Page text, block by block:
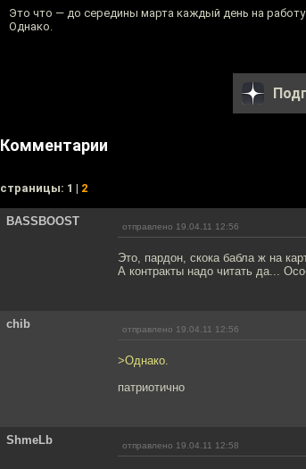
Это что — до середины марта каждый день на
Однако.
Комментарии
cтраницы: 1 | 2
BASSBOOST отправлено 19.04.11 12:56
Это, пардон, скока бабла ж на
А контракты надо читать да...
chib отправлено 19.04.11 12:56
>Однако.
патриотично
ShmeLb отправлено 19.04.11 12:58